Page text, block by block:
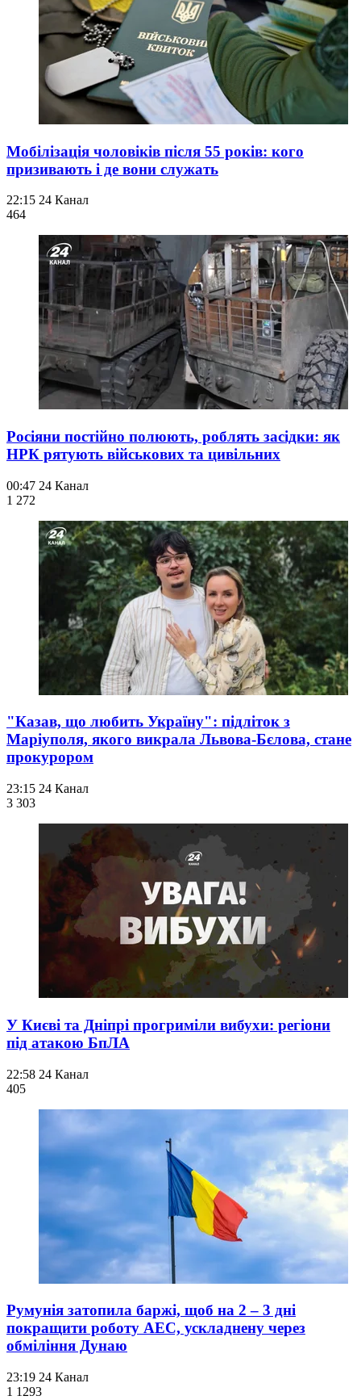
Мобілізація чоловіків після 55 років: кого
призивають і де вони служать
22:15 24 Канал
464
Росіяни постійно полюють, роблять засідки: як
НРК рятують військових та цивільних
00:47 24 Канал
1 272
"Казав, що любить Україну": підліток з
Маріуполя, якого викрала Львова-Бєлова, стане
прокурором
23:15 24 Канал
3 303
У Києві та Дніпрі прогриміли вибухи: регіони
під атакою БпЛА
22:58 24 Канал
405
Румунія затопила баржі, щоб на 2 – 3 дні
покращити роботу АЕС, ускладнену через
обміління Дунаю
23:19 24 Канал
1 1293